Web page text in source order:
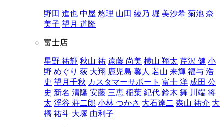
野田 進也 中屋 悠理 山田 綾乃 堀 美沙希 菊池 奈
美子 望月 道隆
富士店
星野 祐輝 秋山 祐 遠藤 尚美 横山 翔太 芹沢 健 小
野 めぐり 荻 大翔 鹿児島 馨人 若山 来輝 福与 浩
史 望月千秋 カスタマーサポート 富士 洋 成田 公
史 新名 清隆 安藤 三恵 稲葉 紀代 鈴木 舞 川端 将
太 浮谷 荘二郎 小林 つかさ 大石達二 森山 祐介 大
橋 祐斗 大塚 由利子